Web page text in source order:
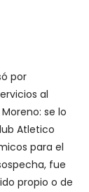
por
al
se lo
Atletico
para el
fue
propio o de